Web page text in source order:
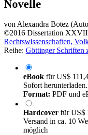
Novelle
vonAlexandra Botez
©2016 Dissertation
Rechtswissenschaften,
Reihe: Göttinger Schriften
eBook fürUS$
Sofort
Format: PDF und
Hardcover fürUS$
Versand in ca. 10
möglich